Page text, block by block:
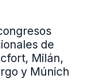
de
Milán,
y Múnich